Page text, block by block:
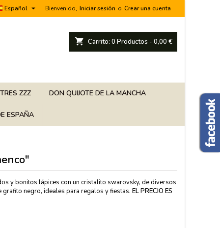
Bienvenido, Iniciar sesión o Crear una cuenta
Español 
shopping_cart Carrito: 0 Productos - 0,00 €
ZZZ DON QUIJOTE DE LA MANCHA
ESPAÑA
y bonitos lápices con un cristalito swarovsky, de diversos
negro, ideales para regalos y fiestas. EL PRECIO ES